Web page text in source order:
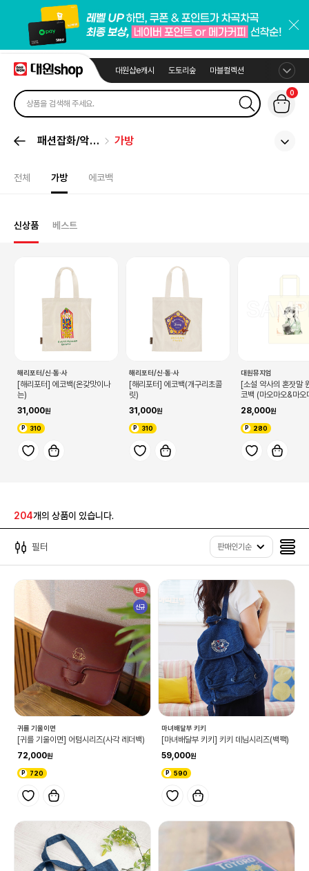
대원샵e캐시 도토리숲 마블컬렉션
0
패션잡화/악세
가방
전체 가방 에코백
신상품 베스트
해리포터/신·동·사
[해리포터] 에코백(온갖맛이나
는)
31,000
310
해리포터/신·동·사
[해리포터] 에코백(개구리초콜
릿)
31,000
310
대원뮤지엄
[소설 약사의 혼잣말
코백 (마오마오&마오
28,000
280
204개의 상품이 있습니다.
필터 판매인기순
단독
신규
귀를 기울이면
[귀를 기울이면] 어텀시리즈(사각 레더백)
72,000
720
마녀배달부 키키
[마녀배달부 키키] 키키 데님시리즈(백팩)
59,000
590